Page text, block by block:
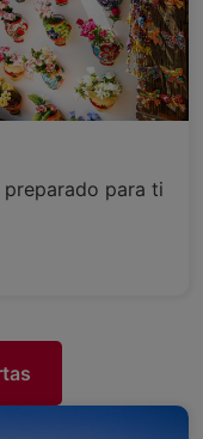
para ti